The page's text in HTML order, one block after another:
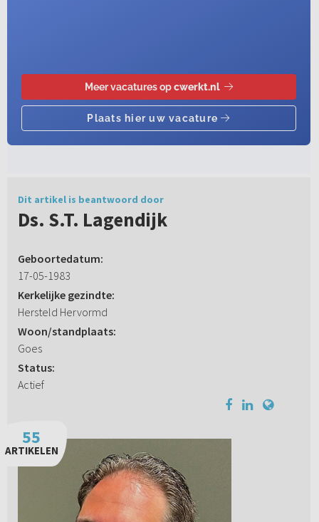
Dit artikel is beantwoord door
Ds. S.T. Lagendijk
Geboortedatum:
17-05-1983
Kerkelijke gezindte:
Hersteld Hervormd
Woon/standplaats:
Goes
Status:
Actief
55
ARTIKELEN